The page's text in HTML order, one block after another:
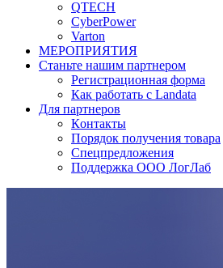
QTECH
CyberPower
Varton
МЕРОПРИЯТИЯ
Станьте нашим партнером
Регистрационная форма
Как работать с Landata
Для партнеров
Кoнтaкты
Порядок получения товара
Спецпредложения
Поддержка ООО ЛогЛаб